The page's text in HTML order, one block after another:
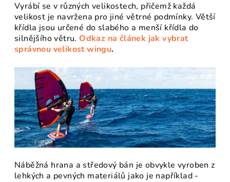
Vyrábí se v různých velikostech, přičemž každá
velikost je navržena pro jiné větrné podmínky. Větší
křídla jsou určené do slabého a menší křídla do
silnějšího větru. Odkaz na článek jak vybrat
správnou velikost wingu.
Náběžná hrana a středový bán je obvykle vyroben z
lehkých a pevných materiálů jako je například -